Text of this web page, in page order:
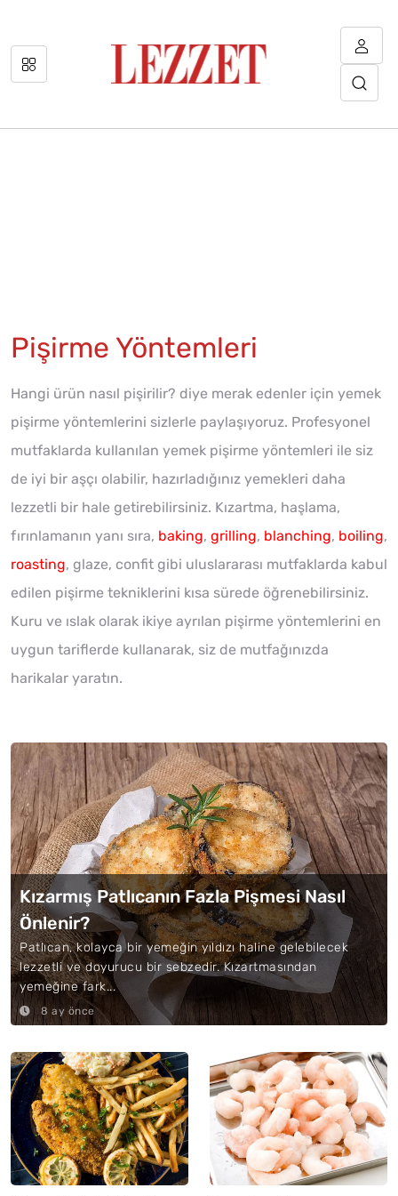
Pişirme Yöntemleri
Hangi ürün nasıl pişirilir? diye merak edenler için yemek
pişirme yöntemlerini sizlerle paylaşıyoruz. Profesyonel
mutfaklarda kullanılan yemek pişirme yöntemleri ile siz
de iyi bir aşçı olabilir, hazırladığınız yemekleri daha
lezzetli bir hale getirebilirsiniz. Kızartma, haşlama,
fırınlamanın yanı sıra, baking, grilling, blanching, boiling,
roasting, glaze, confit gibi uluslararası mutfaklarda kabul
edilen pişirme tekniklerini kısa sürede öğrenebilirsiniz.
Kuru ve ıslak olarak ikiye ayrılan pişirme yöntemlerini en
uygun tariflerde kullanarak, siz de mutfağınızda
harikalar yaratın.
Kızarmış Patlıcanın Fazla Pişmesi Nasıl
Önlenir?
Patlıcan, kolayca bir yemeğin yıldızı haline gelebilecek
lezzetli ve doyurucu bir sebzedir. Kızartmasından
yemeğine fark...
8 ay önce